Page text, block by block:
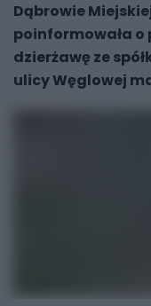
Dąbrowie
poinformowała
dzierżawę ze
ulicy Węglowej